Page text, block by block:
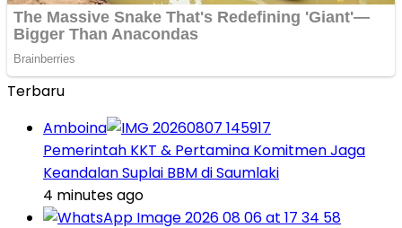
Terbaru
Amboina
Pemerintah KKT & Pertamina Komitmen Jaga
Keandalan Suplai BBM di Saumlaki
4 minutes ago